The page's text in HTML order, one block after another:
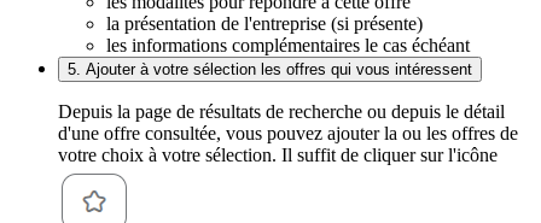
la présentation de l'entreprise (si présente)
les informations complémentaires le cas échéant
5. Ajouter à votre sélection les offres qui vous intéressent
Depuis la page de résultats de recherche ou depuis le détail
d'une offre consultée, vous pouvez ajouter la ou les offres de
votre choix à votre sélection. Il suffit de cliquer sur l'icône